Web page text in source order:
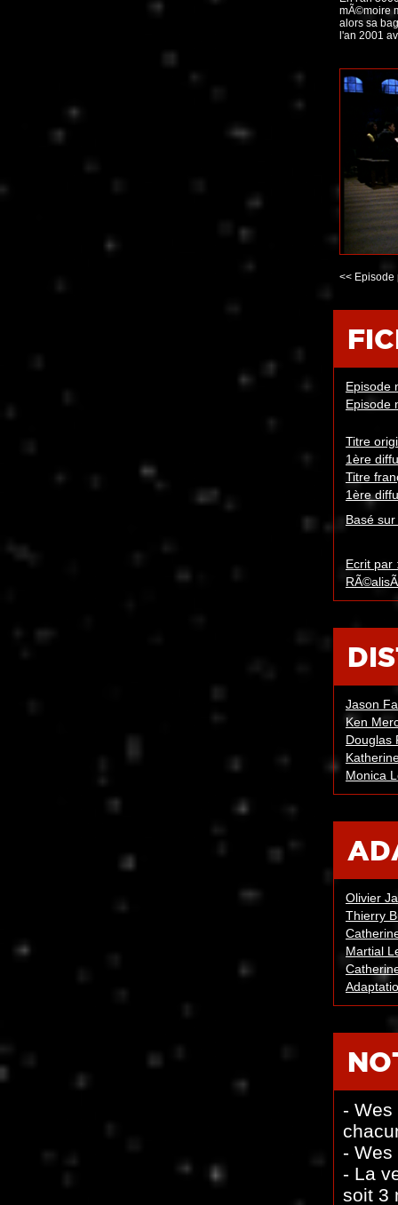
mÃ©moire
alors sa
l'an 2001
<< Episode
Episode
Episode
Titre
1ère
Titre
1ère
Basé sur
Ecrit par
Jason
Ken
Douglas
Monica
Olivier
Thierry
Martial
-
-
- La
soit 3